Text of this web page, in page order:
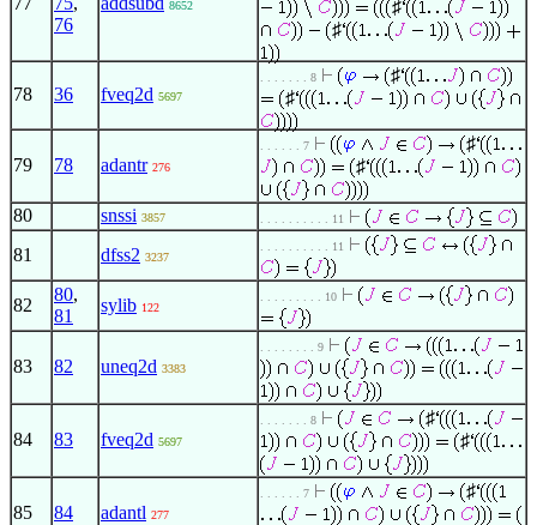
76
8652
♯
♯
78 36 fveq2d 5697
. . . . . . . 8
♯
♯
79 78 adantr 276
. . . . . . 7
♯
♯
80 snssi 3857 . . . . . . . . . . 11
81 dfss2 3237
. . . . . . . . . . 11
82
80,
81
sylib 122
. . . . . . . . . 10
83 82 uneq2d 3383
. . . . . . . . 9
84 83 fveq2d 5697
. . . . . . . 8
♯
♯
85 84 adantl 277
. . . . . . 7 ♯